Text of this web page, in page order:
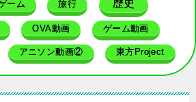
ーム 旅行 歴史
OVA動画 ゲーム動画
アニソン動画② 東方Project